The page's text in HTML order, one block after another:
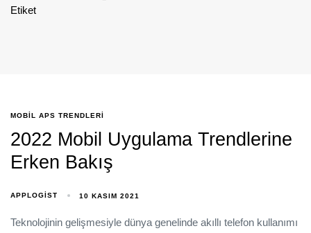
Etiket
MOBIL APS TRENDLERI
2022 Mobil Uygulama Trendlerine
Erken Bakış
APPLOGIST 10 KASIM 2021
Teknolojinin gelişmesiyle dünya genelinde akıllı telefon kullanımı